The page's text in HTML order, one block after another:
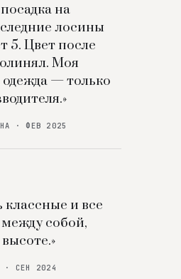
на
лосины
5. Цвет после
Моя
— только
· ФЕВ 2025
классные и все
собой,
· СЕН 2024